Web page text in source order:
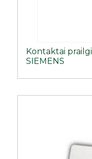
Kontaktai
SIEMENS